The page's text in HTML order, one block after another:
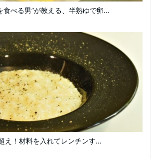
食べる男”が教える、半熟ゆで卵...
え！材料を入れてレンチンす...